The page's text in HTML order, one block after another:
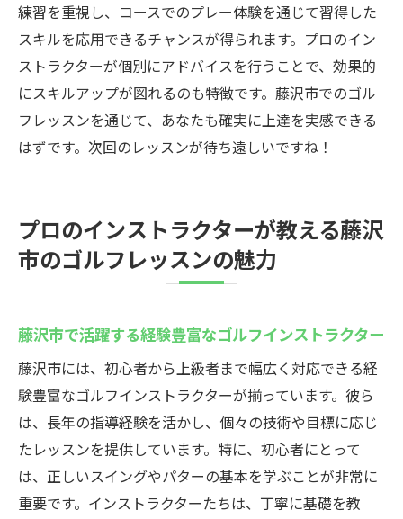
練習を重視し、コースでのプレー体験を通じて習得した
スキルを応用できるチャンスが得られます。プロのイン
ストラクターが個別にアドバイスを行うことで、効果的
にスキルアップが図れるのも特徴です。藤沢市でのゴル
フレッスンを通じて、あなたも確実に上達を実感できる
はずです。次回のレッスンが待ち遠しいですね！
プロのインストラクターが教える藤沢
市のゴルフレッスンの魅力
藤沢市で活躍する経験豊富なゴルフインストラクター
藤沢市には、初心者から上級者まで幅広く対応できる経
験豊富なゴルフインストラクターが揃っています。彼ら
は、長年の指導経験を活かし、個々の技術や目標に応じ
たレッスンを提供しています。特に、初心者にとって
は、正しいスイングやパターの基本を学ぶことが非常に
重要です。インストラクターたちは、丁寧に基礎を教